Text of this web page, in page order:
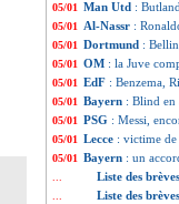
05/01 Man Utd :
05/01 Al-Nassr :
05/01 Dortmund :
05/01 OM : la Juve
05/01 EdF : Benzema,
05/01 Bayern : Blind en
05/01 PSG : Messi,
05/01 Lecce : victime
05/01 Bayern : un
Liste des
Liste des